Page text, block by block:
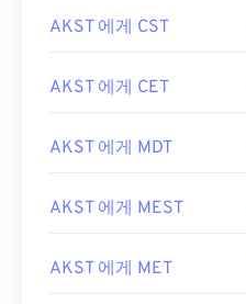
AKST 에게 CST
AKST 에게 CET
AKST 에게 MDT
AKST 에게 MEST
AKST 에게 MET